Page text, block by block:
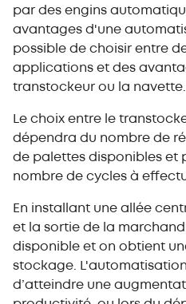
par des engins
avantages d'une
possible de choisir entre
applications et des
transtockeur ou la navette.
Le choix entre le
dépendra du nombre de
de palettes disponibles et
nombre de cycles à
En installant une allée
et la sortie de la
disponible et on obtient
stockage.
d’atteindre une